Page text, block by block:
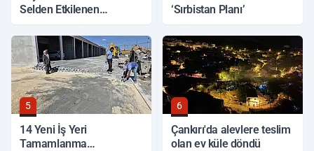
Selden Etkilenen
‘Sırbistan Planı’
5
14 Yeni İş Yeri
Tamamlanma
6
Çankırı'da alevlere teslim
olan ev küle döndü